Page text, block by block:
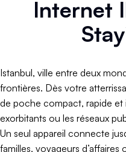
Internet
Istanbul, ville entre deux
frontières. Dès votre
de poche compact, rapide et
exorbitants ou les réseaux
Un seul appareil connecte
familles, voyageurs